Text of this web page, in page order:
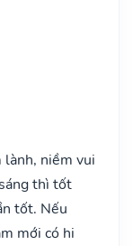
lành, niềm vui
thì tốt
tốt. Nếu
mới có hi